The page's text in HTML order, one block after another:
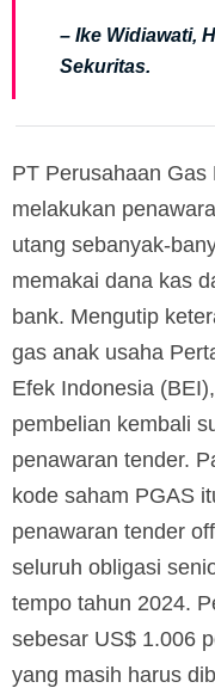
– Ike Widiawati,
Sekuritas.
PT Perusahaan
melakukan
utang sebanyak-
memakai dana kas
bank. Mengutip
gas anak usaha
Efek Indonesia
pembelian kembali
penawaran tender.
kode saham PGAS
penawaran tender
seluruh obligasi
tempo tahun 2024.
sebesar US$ 1.006
yang masih harus